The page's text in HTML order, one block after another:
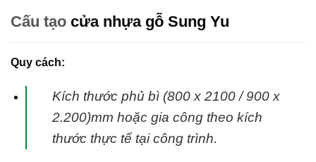
Cấu tạo cửa nhựa gỗ Sung Yu
Quy cách:
Kích thước phủ bì (800 x 2100 / 900 x
2.200)mm hoặc gia công theo kích
thước thực tế tạicông trình.